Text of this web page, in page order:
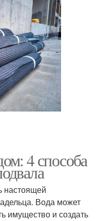
4 способа
настоящей
Вода может
имущество и создать